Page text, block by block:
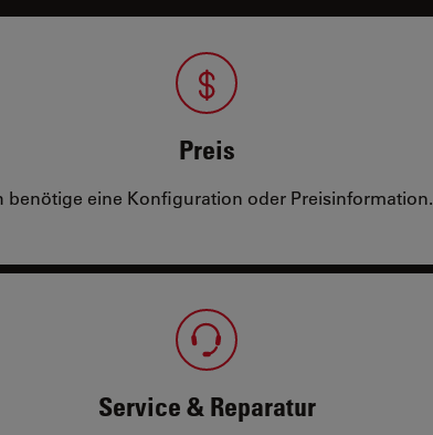
Preis
benötige eine Konfiguration oder Preisinformation.
Service & Reparatur